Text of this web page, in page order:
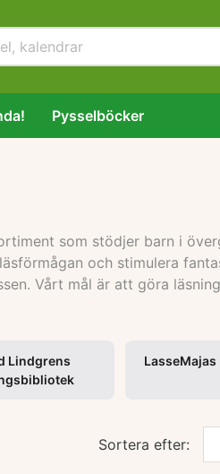
Pysselböcker
som stödjer barn i
och stimulera
Vårt mål är att göra
Lindgrens
Sortera efter: